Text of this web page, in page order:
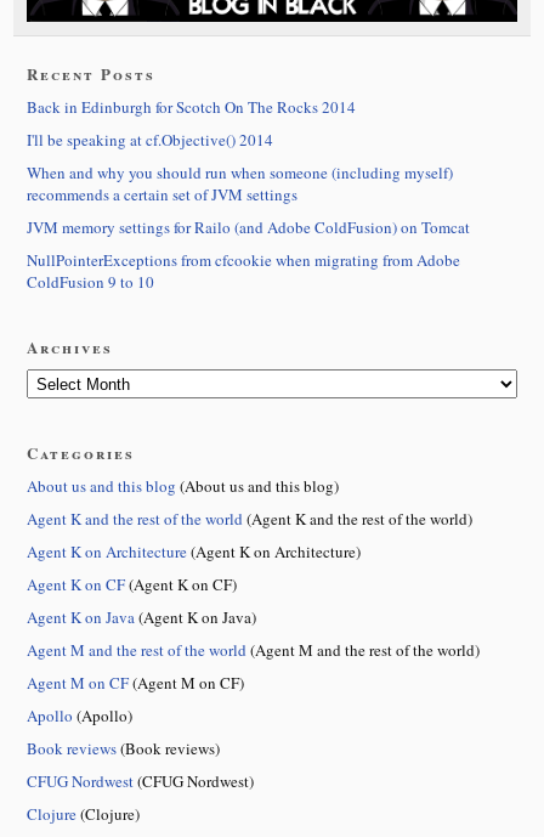
Recent Posts
Back in Edinburgh for Scotch On The Rocks 2014
I'll be speaking at cf.Objective() 2014
When and why you should run when someone (including myself)
recommends a certain set of JVM settings
JVM memory settings for Railo (and Adobe ColdFusion) on Tomcat
NullPointerExceptions from cfcookie when migrating from Adobe
ColdFusion 9 to 10
Archives
Categories
About us and this blog (About us and this blog)
Agent K and the rest of the world(Agent K and the rest of the world)
Agent K on Architecture(Agent K on Architecture)
Agent K on CF(Agent K on CF)
Agent K on Java(Agent K on Java)
Agent M and the rest of the world(Agent M and the rest of the world)
Agent M on CF(Agent M on CF)
Apollo (Apollo)
Book reviews(Book reviews)
CFUG Nordwest(CFUG Nordwest)
Clojure(Clojure)